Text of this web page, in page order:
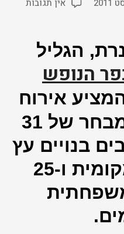
אין תגובותעל
הגליל
הנופש
אירוח
כפרי במיטבו במבחר של 31
בנויים עץ
ואבן הבזלת המקומית ו-25